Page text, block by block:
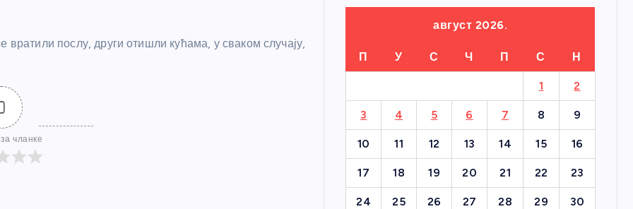
послу, други отишли кућама, у сваком случају,
чланке
август 2026.
П У С Ч П С Н
1 2
3 4 5 6 7 8 9
10 11 12 13 14 15 16
17 18 19 20 21 22 23
24 25 26 27 28 29 30